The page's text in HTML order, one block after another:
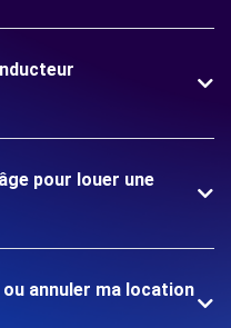
pour louer une
annuler ma location